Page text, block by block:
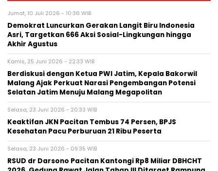
Jumat, 10 Juli 2026 - 10:36 WIB
Demokrat Luncurkan Gerakan Langit Biru Indonesia
Asri, Targetkan 666 Aksi Sosial-Lingkungan hingga
Akhir Agustus
Kamis, 25 Juni 2026 - 22:33 WIB
Berdiskusi dengan Ketua PWI Jatim, Kepala Bakorwil
Malang Ajak Perkuat Narasi Pengembangan Potensi
Selatan Jatim Menuju Malang Megapolitan
Selasa, 23 Juni 2026 - 20:33 WIB
Keaktifan JKN Pacitan Tembus 74 Persen, BPJS
Kesehatan Pacu Perburuan 21 Ribu Peserta
Selasa, 23 Juni 2026 - 09:35 WIB
RSUD dr Darsono Pacitan Kantongi Rp8 Miliar DBHCHT